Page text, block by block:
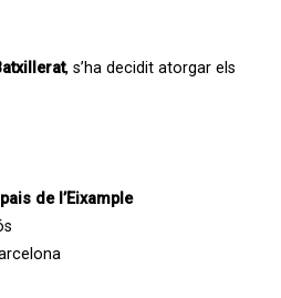
, s’ha decidit atorgar els
de l’Eixample